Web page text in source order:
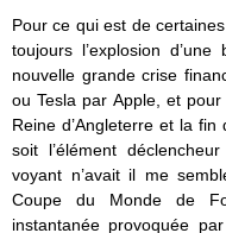
Pour ce qui est de
toujours l’explosion
nouvelle grande crise
ou Tesla par Apple, et
Reine d’Angleterre et la
soit l’élément
voyant n’avait il me
Coupe du Monde de
instantanée provoquée